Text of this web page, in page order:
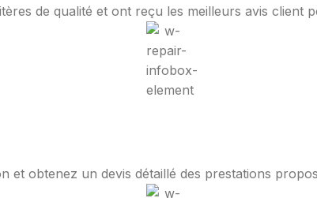
de qualité et ont reçu les meilleurs avis client
obtenez un devis détaillé des prestations